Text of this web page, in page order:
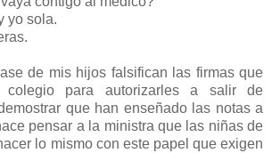
yo sola.
de mis hijos falsifican las firmas que
para autorizarles a salir de
que han enseñado las notas a
pensar a la ministra que las niñas de
lo mismo con este papel que exigen